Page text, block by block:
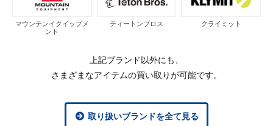
マウンテンイクイップメ
ント
ティートンブロス クライミット
上記ブランド以外にも、
さまざまなアイテムの買い取りが可能です。
取り扱いブランドを全て見る